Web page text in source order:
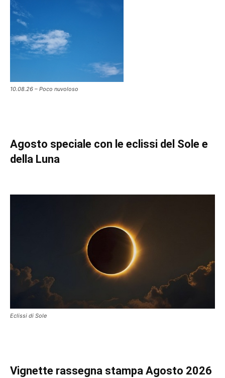
10.08.26 – Poco nuvoloso
Agosto speciale con le eclissi del Sole e
della Luna
Eclissi di Sole
Vignette rassegna stampa Agosto 2026